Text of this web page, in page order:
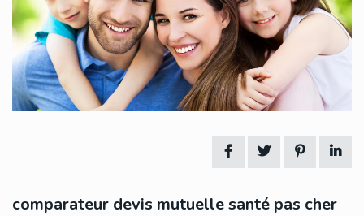
comparateur devis mutuelle santé pas cher